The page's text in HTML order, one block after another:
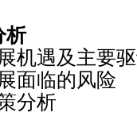
析
遇及主要
面临的风险
分析